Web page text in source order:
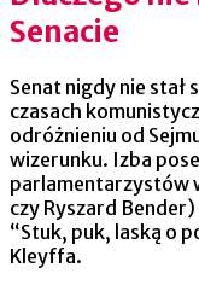
Senacie
Senat nigdy nie stał
czasach
odróżnieniu od
wizerunku. Izba
parlamentarzystów
czy Ryszard
“Stuk, puk, laską o
Kleyffa.